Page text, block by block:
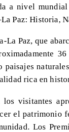
a nivel
Paz: Historia,
La Paz, que
rica en
visitantes
el patrimonio
Los